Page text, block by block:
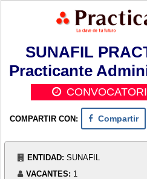
SUNAFIL
Practicante
COMPARTIR CON: Compartir
ENTIDAD: SUNAFIL
VACANTES: 1